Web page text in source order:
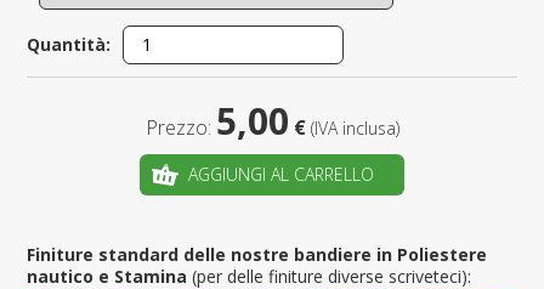
Quantità:
Prezzo: 5,00 € (IVA inclusa)
AGGIUNGI AL CARRELLO
Finiture standard delle nostre bandiere in Poliestere
nautico e Stamina(per delle finiture diverse scriveteci):